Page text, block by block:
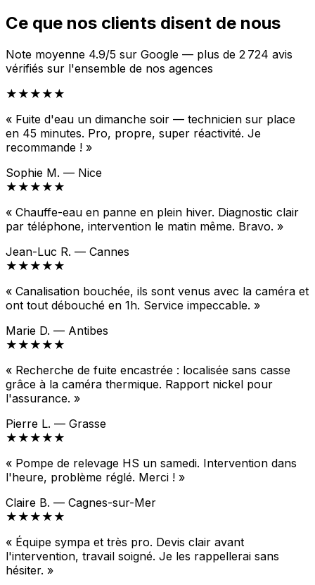
Ce que nos clients disent de nous
Note moyenne 4.9/5 sur Google — plus de 2 724 avis
vérifiés sur l'ensemble de nos agences
★★★★★
« Fuite d'eau un dimanche soir — technicien sur place
en 45 minutes. Pro, propre, super réactivité. Je
recommande ! »
Sophie M. — Nice
★★★★★
« Chauffe-eau en panne en plein hiver. Diagnostic clair
par téléphone, intervention le matin même. Bravo. »
Jean-Luc R. — Cannes
★★★★★
« Canalisation bouchée, ils sont venus avec la caméra et
ont tout débouché en 1h. Service impeccable. »
Marie D. — Antibes
★★★★★
« Recherche de fuite encastrée : localisée sans casse
grâce à la caméra thermique. Rapport nickel pour
l'assurance. »
Pierre L. — Grasse
★★★★★
« Pompe de relevage HS un samedi. Intervention dans
l'heure, problème réglé. Merci ! »
Claire B. — Cagnes-sur-Mer
★★★★★
« Équipe sympa et très pro. Devis clair avant
l'intervention, travail soigné. Je les rappellerai sans
hésiter. »